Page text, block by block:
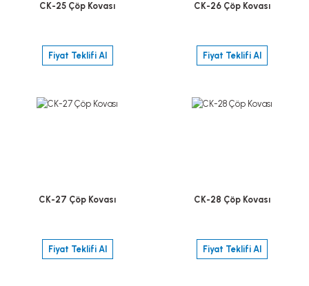
CK-25 Çöp Kovası
Fiyat Teklifi Al
CK-26 Çöp Kovası
Fiyat Teklifi Al
CK-27 Çöp Kovası
Fiyat Teklifi Al
CK-28 Çöp Kovası
Fiyat Teklifi Al